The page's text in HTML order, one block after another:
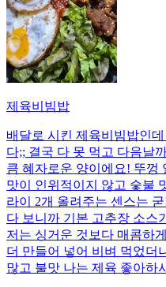
제육비빔밥
배달로 시킨 제육비빔밥인
다;; 결국 다 못 먹고 다음날
큼 혜자로운 양이에요! 뚜껑
맛이 인위적이지 않고 숯불
라이 2개 올려주는 센스는
다 보니까 기본 고추장 소스
저는 싱거운 것보다 매콤하
더 만들어 넣어 비벼 먹었더
많고 불맛 나는 제육 좋아하